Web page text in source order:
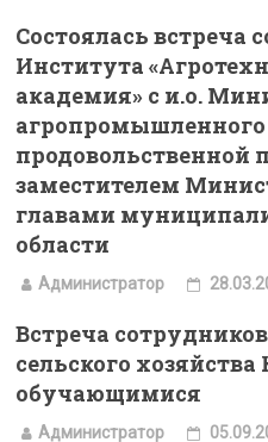
Состоялась встреча
Института
академия» с и.о.
агропромышленного
продовольственной
заместителем
главами
области
Администратор
Встреча
сельского
обучающимися
Администратор